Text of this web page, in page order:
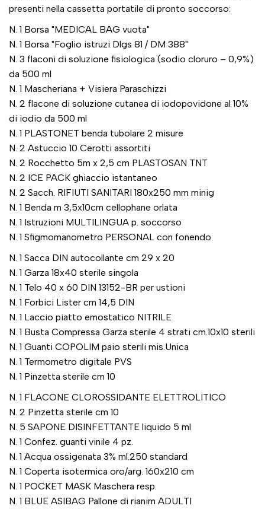
presenti nella cassetta portatile di pronto soccorso:
N. 1 Borsa "MEDICAL BAG vuota"
N. 1 Borsa "Foglio istruzi Dlgs 81 / DM 388"
N. 3 flaconi di soluzione fisiologica (sodio cloruro – 0,9%)
da 500 ml
N. 1 Mascheriana + Visiera Paraschizzi
N. 2 flacone di soluzione cutanea di iodopovidone al 10%
di iodio da 500 ml
N. 1 PLASTONET benda tubolare 2 misure
N. 2 Astuccio 10 Cerotti assortiti
N. 2 Rocchetto 5m x 2,5 cm PLASTOSAN TNT
N. 2 ICE PACK ghiaccio istantaneo
N. 2 Sacch. RIFIUTI SANITARI 180x250 mm minig
N. 1 Benda m 3,5x10cm cellophane orlata
N. 1 Istruzioni MULTILINGUA p. soccorso
N. 1 Sfigmomanometro PERSONAL con fonendo
N. 1 Sacca DIN autocollante cm 29 x 20
N. 1 Garza 18x40 sterile singola
N. 1 Telo 40 x 60 DIN 13152-BR per ustioni
N. 1 Forbici Lister cm 14,5 DIN
N. 1 Laccio piatto emostatico NITRILE
N. 1 Busta Compressa Garza sterile 4 strati cm.10x10 sterili
N. 1 Guanti COPOLIM paio sterili mis.Unica
N. 1 Termometro digitale PVS
N. 1 Pinzetta sterile cm 10
N. 1 FLACONE CLOROSSIDANTE ELETTROLITICO
N. 2 Pinzetta sterile cm 10
N. 5 SAPONE DISINFETTANTE liquido 5 ml
N. 1 Confez. guanti vinile 4 pz.
N. 1 Acqua ossigenata 3% ml.250 standard
N. 1 Coperta isotermica oro/arg. 160x210 cm
N. 1 POCKET MASK Maschera resp.
N. 1 BLUE ASIBAG Pallone di rianim ADULTI